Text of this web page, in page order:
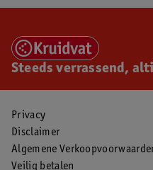
Steeds verrassend,
Privacy
Disclaimer
Algemene
Veilig betalen